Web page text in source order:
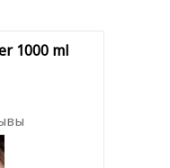
1000 ml